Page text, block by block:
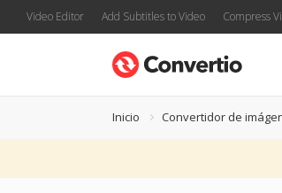
Video Editor Add Subtitles to Video Compress
Inicio Convertidor de